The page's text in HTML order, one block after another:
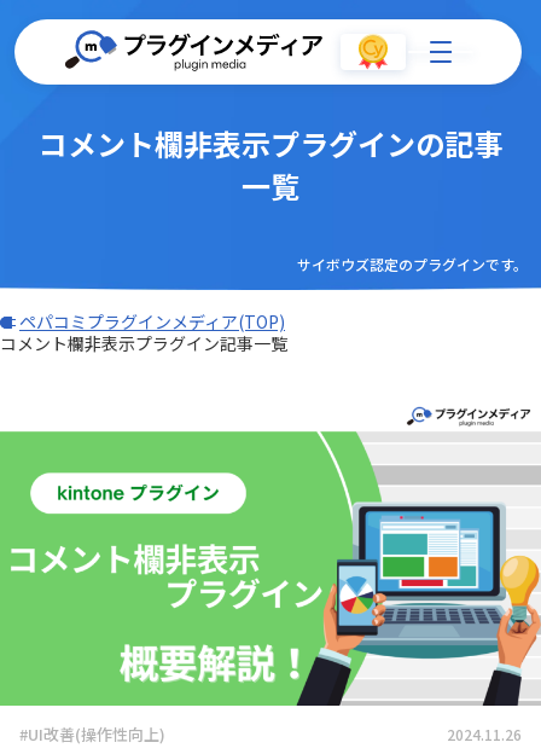
コメント欄非表示プラグインの記事
一覧
サイボウズ認定のプラグインです。
ペパコミプラグインメディア(TOP)
コメント欄非表示プラグイン記事一覧
#UI改善(操作性向上) 2024.11.26